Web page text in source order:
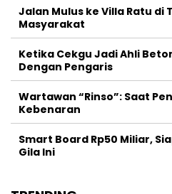
Jalan Mulus ke Villa Ratu di
Masyarakat
Ketika Cekgu Jadi Ahli
Dengan Pengaris
Wartawan “Rinso”: Saat
Kebenaran
Smart Board Rp50 Miliar,
Gila Ini